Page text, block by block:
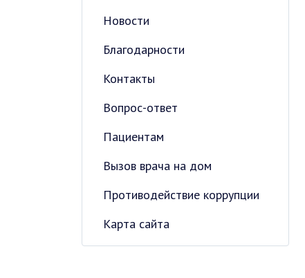
Новости
Благодарности
Контакты
Вопрос-ответ
Пациентам
Вызов врача на дом
Противодействие коррупции
Карта сайта